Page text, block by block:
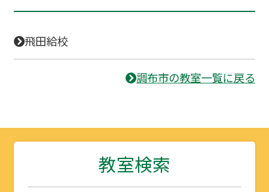
飛田給校
調布市の教室一覧に戻る
教室検索